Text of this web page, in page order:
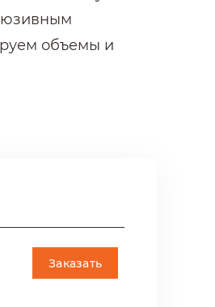
объемы и
серого
парапетов и
Заказать